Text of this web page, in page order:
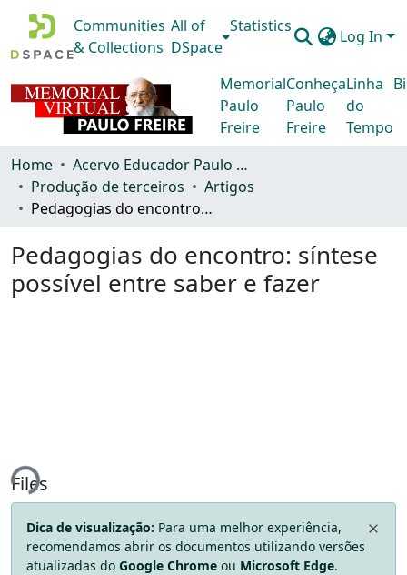
Communities
& Collections
All of
DSpace
Statistics
Log In
Memorial
Paulo
Freire
Conheça
Paulo
Freire
Linha
do
Tempo
Home
Acervo Educador Paulo Freire
Produção de terceiros
Artigos
Pedagogias do encontro: síntese possível entre saber e fazer
Pedagogias do encontro: síntese
possível entre saber e fazer
Files
Dica de visualização: Para uma melhor experiência,
recomendamos abrir os documentos utilizando versões
atualizadas do Google Chrome ou Microsoft Edge.